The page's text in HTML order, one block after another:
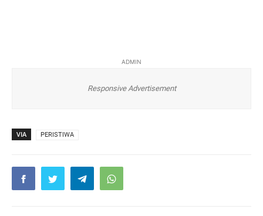
ADMIN
Responsive Advertisement
VIA PERISTIWA